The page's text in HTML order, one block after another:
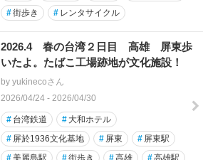
#街歩き # レンタサイクル
2026.4 春の台湾２日目 高雄 屏東歩
いたよ。たばこ工場跡地が文化施設！
by yukinecoさん
2026/04/24 - 2026/04/30
# 台湾鉄道 # 大和ホテル
# 屏於1936文化基地 # 屏東 # 屏東駅